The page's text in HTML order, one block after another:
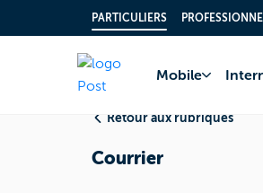
PARTICULIERS
Mobile
Retour aux rubriques
Courrier